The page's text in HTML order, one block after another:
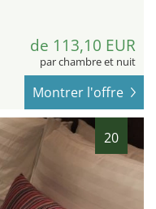
de 113,10 EUR
par chambre et nuit
Montrer l'offre
20